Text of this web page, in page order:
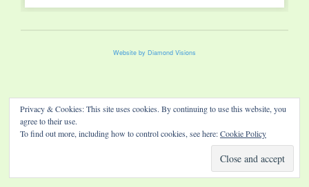
Website by Diamond Visions
Privacy & Cookies: This site uses cookies. By continuing to use this website, you
agree to their use.
To find out more, including how to control cookies, see here:Cookie Policy